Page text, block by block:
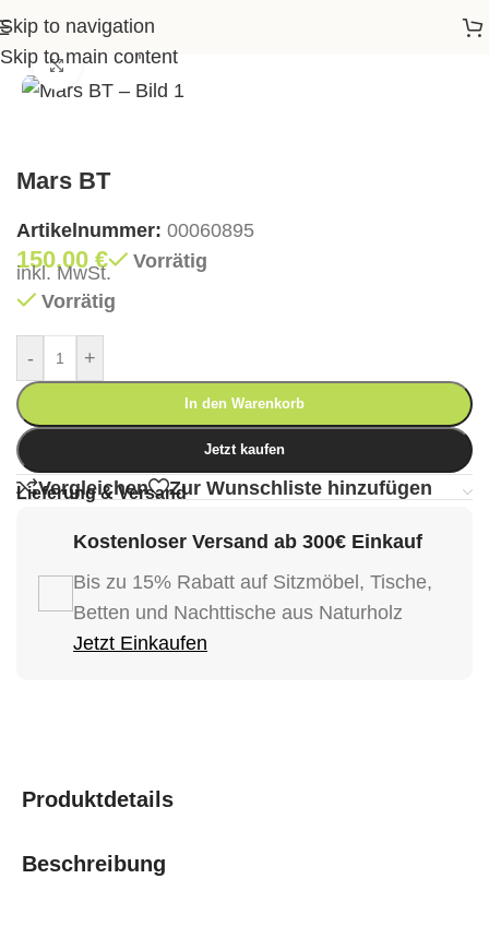
Skip to navigation
Skip to main content
>Shop>Wohnen
Klick zum Vergrößern
Mars BT
Artikelnummer: 00060895
150,00€ Vorrätig
inkl. MwSt.
Vorrätig
- +
In den Warenkorb
Jetzt kaufen
Vergleichen Zur Wunschliste hinzufügen
Lieferung & Versand
Kostenloser Versand ab 300€ Einkauf
Bis zu 15% Rabatt auf Sitzmöbel, Tische,
Betten und Nachttische aus Naturholz
Jetzt Einkaufen
Produktdetails
Beschreibung